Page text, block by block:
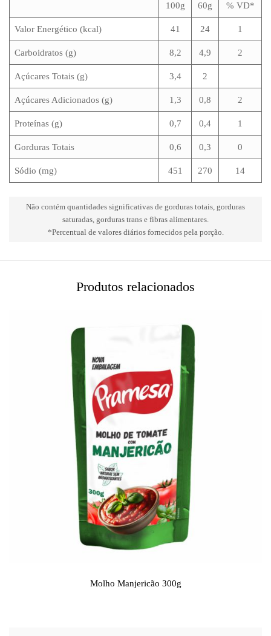
100g 60g % VD*
Valor Energético (kcal) 41 24 1
Carboidratos (g) 8,2 4,9 2
Açúcares Totais (g) 3,4 2
Açúcares Adicionados (g) 1,3 0,8 2
Proteínas (g) 0,7 0,4 1
Gorduras Totais 0,6 0,3 0
Sódio (mg) 451 270 14
Não contém quantidades significativas de gorduras totais, gorduras
saturadas, gorduras trans e fibras alimentares.
*Percentual de valores diários fornecidos pela porção.
Produtos relacionados
Molho Manjericão 300g